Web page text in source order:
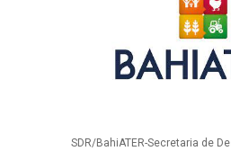
SDR/BahiATER-Secretaria de